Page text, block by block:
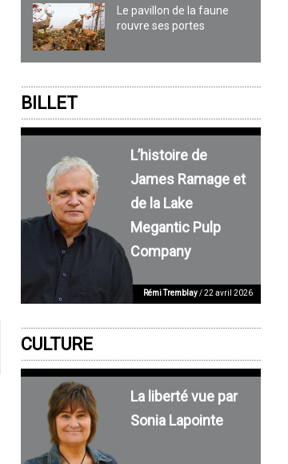
Le pavillon de la faune
rouvre ses portes
BILLET
L’histoire de
James Ramage et
de la Lake
Megantic Pulp
Company
Rémi Tremblay/ 22 avril 2026
CULTURE
La liberté vue par
Sonia Lapointe